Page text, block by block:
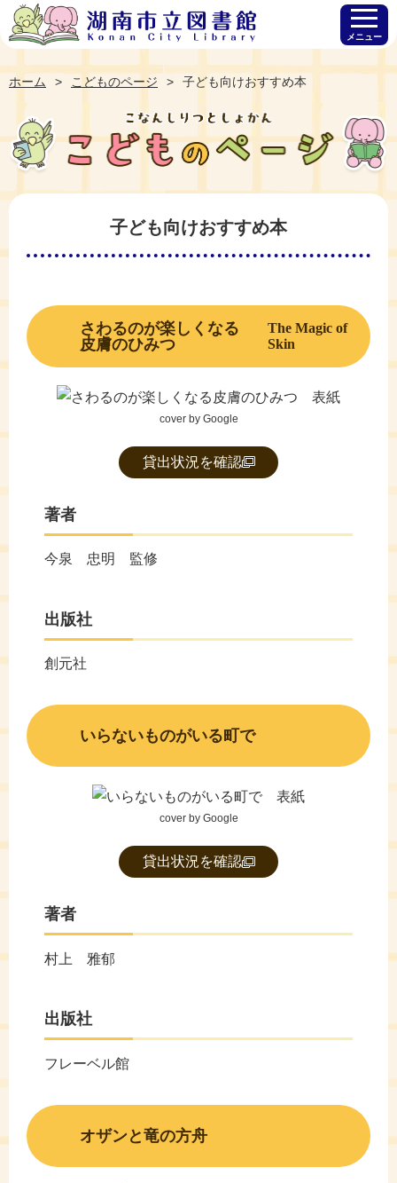
メニュー
ホーム こどものページ 子ども向けおすすめ本
子ども向けおすすめ本
さわるのが楽しくなる
皮膚のひみつ
The Magic of
Skin
cover by Google
貸出状況を確認
著者
今泉 忠明 監修
出版社
創元社
いらないものがいる町で
cover by Google
貸出状況を確認
著者
村上 雅郁
出版社
フレーベル館
オザンと竜の方舟